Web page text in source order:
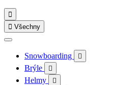

 Všechny
Snowboarding 
Brýle 
Helmy 